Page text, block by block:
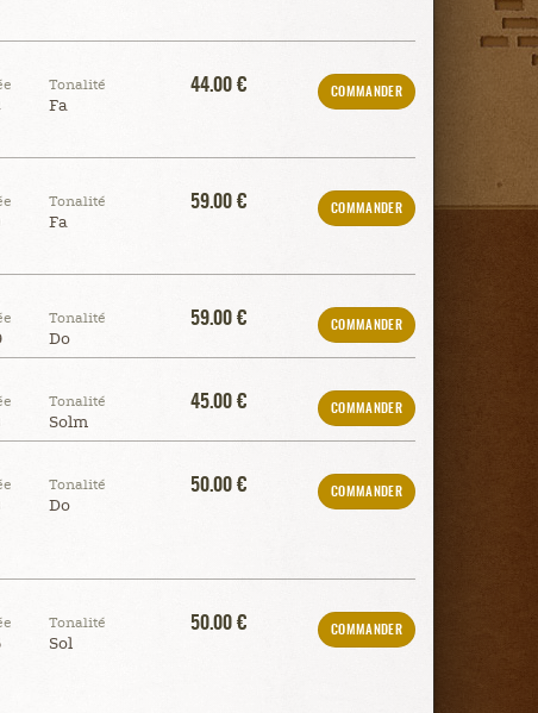
Tonalité
Fa
44.00 € COMMANDER
Tonalité
Fa
59.00 € COMMANDER
Tonalité
Do
59.00 € COMMANDER
Tonalité
Solm
45.00 € COMMANDER
Tonalité
Do
50.00 € COMMANDER
Tonalité
Sol
50.00 € COMMANDER